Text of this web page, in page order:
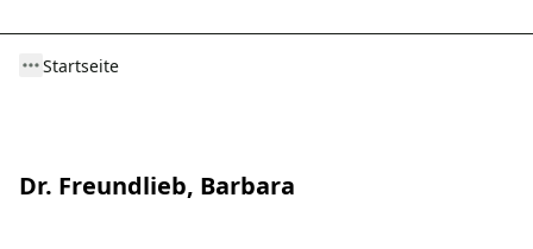
Startseite
Dr. Freundlieb, Barbara